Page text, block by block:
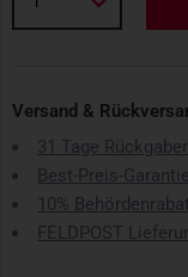
Versand &
31 Tage
Best-Preis-Garantie
10%
FELDPOST